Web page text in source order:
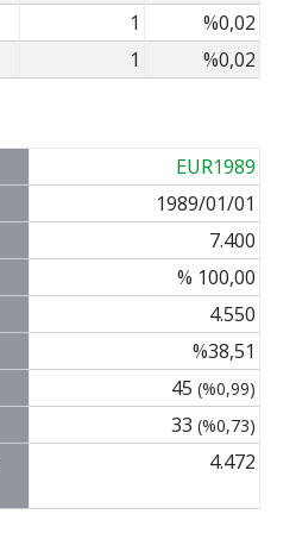
1
%0,02
1 %0,02
EUR1989
1989/01/01
7.400
% 100,00
4.550
%38,51
45 (%0,99)
33 (%0,73)
4.472